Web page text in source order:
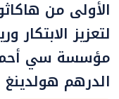
لتعزيز الابتكار
مؤسسة سي أحمد
الدرهم هولدينغ